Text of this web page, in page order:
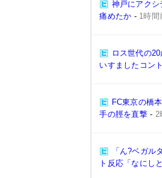
神戸にアク
痛めたか - 1時間
ロス世代の
いすましたコン
FC東京の橋
手の脛を直撃- 2
「ん?ベガ
ト反応「なにし